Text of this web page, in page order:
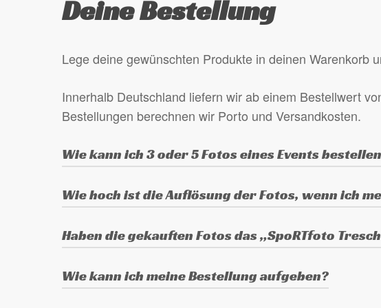
Produktseite
werden
Deine Bestellung
Lege deine gewünschten Produkte in deinen Warenkorb
Innerhalb Deutschland liefern wir ab einem Bestellwert
Bestellungen berechnen wir Porto und Versandkosten.
Wie kann ich 3 oder 5 Fotos eines Events
Lege eines der gewünschten Fotos in den Warenkorb,
gewünschten Fotos in das Feld „Anmerkungen zur
Wie hoch ist die Auflösung der Fotos, wenn ich
Die Fotos sind in der Originalauflösung der Kamera, je
Haben die gekauften Fotos das „SpoRTfoto
Die gekauften Fotos haben kein Wasserzeichen.
Wie kann ich meine Bestellung aufgeben?